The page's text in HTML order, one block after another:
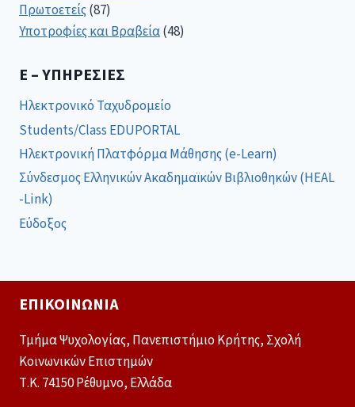
Πρωτοετείς(87)
Υποτροφίες και Βραβεία(48)
E – ΥΠΗΡΕΣΊΕΣ
Ηλεκτρονικό Ταχυδρομείο
Students/Class EDUPORTAL
Ηλεκτρονική Πλατφόρμα Μάθησης (e-Learn)
Σύνδεσμος Ελληνικών Ακαδημαϊκών Βιβλιοθηκών (HEAL
-Link)
Εύδοξος
ΕΠΙΚΟΙΝΩΝΊΑ
Τμήμα Ψυχολογίας, Πανεπιστήμιο Κρήτης, Σχολή
Κοινωνικών Επιστημών
Τ.Κ. 74150 Ρέθυμνο, Ελλάδα